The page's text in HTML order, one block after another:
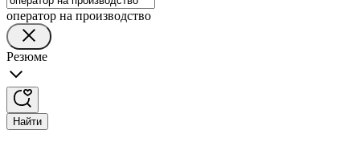
оператор на производство
Резюме
Найти